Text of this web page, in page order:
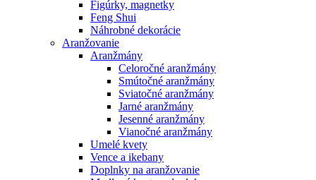
Figúrky, magnetky
Feng Shui
Náhrobné dekorácie
Aranžovanie
Aranžmány
Celoročné aranžmány
Smútočné aranžmány
Sviatočné aranžmány
Jarné aranžmány
Jesenné aranžmány
Vianočné aranžmány
Umelé kvety
Vence a ikebany
Doplnky na aranžovanie